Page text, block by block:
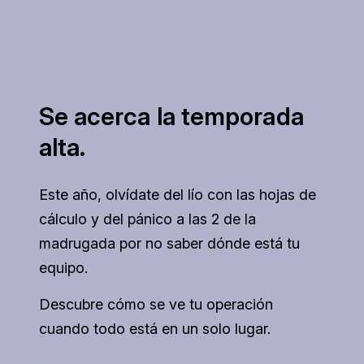
Se acerca la temporada
alta.
Este año, olvídate del lío con las hojas de
cálculo y del pánico a las 2 de la
madrugada por no saber dónde está tu
equipo.
Descubre cómo se ve tu operación
cuando todo está en un solo lugar.